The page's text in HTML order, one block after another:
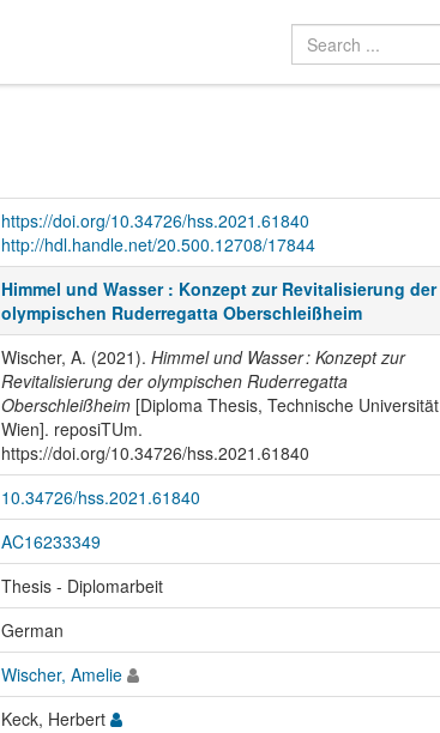
https://doi.org/10.34726/hss.2021.61840
http://hdl.handle.net/20.500.12708/17844
Himmel und Wasser : Konzept zur Revitalisierung der
olympischen Ruderregatta Oberschleißheim
Wischer, A. (2021). Himmel und Wasser : Konzept zur
Revitalisierung der olympischen Ruderregatta
Oberschleißheim[Diploma Thesis, Technische Universität
Wien]. reposiTUm.
https://doi.org/10.34726/hss.2021.61840
10.34726/hss.2021.61840
AC16233349
Thesis - Diplomarbeit
German
Wischer, Amelie
Keck, Herbert